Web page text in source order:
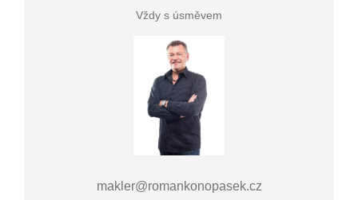
Vždy s úsměvem
makler@romankonopasek.cz